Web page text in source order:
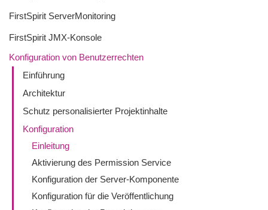
FirstSpirit ServerMonitoring
FirstSpirit JMX-Konsole
Konfiguration von Benutzerrechten
Einführung
Architektur
Schutz personalisierter Projektinhalte
Konfiguration
Einleitung
Aktivierung des Permission Service
Konfiguration der Server-Komponente
Konfiguration für die Veröffentlichung